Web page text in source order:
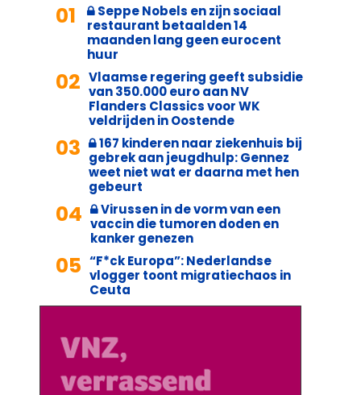
01
Seppe Nobels en zijn sociaal
restaurant betaalden 14
maanden lang geen eurocent
huur
02 Vlaamse regering geeft subsidie
van 350.000 euro aan NV
Flanders Classics voor WK
veldrijden in Oostende
03
167 kinderen naar ziekenhuis bij
gebrek aan jeugdhulp: Gennez
weet niet wat er daarna met hen
gebeurt
04
Virussen in de vorm van een
vaccin die tumoren doden en
kanker genezen
05 “F*ck Europa”: Nederlandse
vlogger toont migratiechaos in
Ceuta